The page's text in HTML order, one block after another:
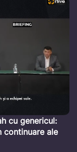
cu genericul:
continuare ale